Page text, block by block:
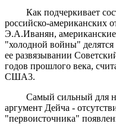
Как подчеркивает
российско-
Э.А.Иванян,
"холодной войны"
ее развязывании
годов прошлого века,
США3.
Самый сильный для
аргумент Дейча -
"первоисточника"